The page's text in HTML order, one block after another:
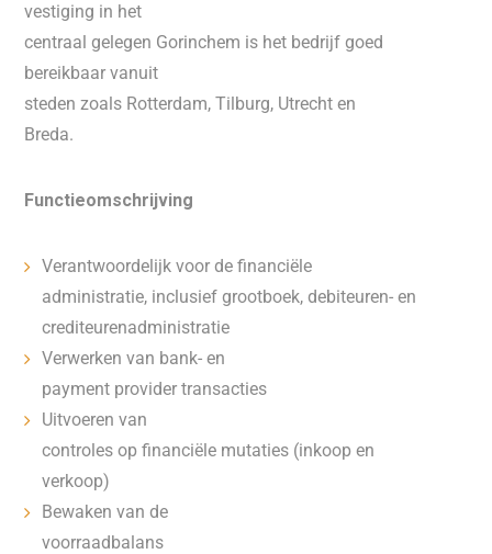
vestiging in het
centraal gelegen Gorinchem is het bedrijf goed
bereikbaar vanuit
steden zoals Rotterdam, Tilburg, Utrecht en
Breda.
Functieomschrijving
Verantwoordelijk voor de financiële
administratie, inclusief grootboek, debiteuren- en
crediteurenadministratie
Verwerken van bank- en
payment provider transacties
Uitvoeren van
controles op financiële mutaties (inkoop en
verkoop)
Bewaken van de
voorraadbalans